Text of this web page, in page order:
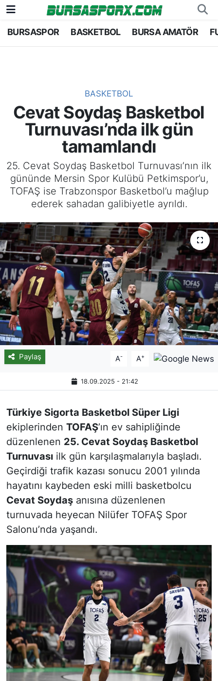
BURSASPOR BASKETBOL BURSA AMATÖR
BASKETBOL
Cevat Soydaş Basketbol
Turnuvası’nda ilk gün
tamamlandı
25. Cevat Soydaş Basketbol Turnuvası’nın ilk
gününde Mersin Spor Kulübü Petkimspor’u,
TOFAŞ ise Trabzonspor Basketbol’u mağlup
ederek sahadan galibiyetle ayrıldı.
Paylaş A- A+
18.09.2025 - 21:42
Türkiye Sigorta Basketbol Süper Ligi
ekiplerinden TOFAŞ’ın ev sahipliğinde
düzenlenen 25. Cevat Soydaş Basketbol
Turnuvasıilk gün karşılaşmalarıyla başladı.
Geçirdiği trafik kazası sonucu 2001 yılında
hayatını kaybeden eski milli basketbolcu
Cevat Soydaşanısına düzenlenen
turnuvada heyecan Nilüfer TOFAŞ Spor
Salonu’nda yaşandı.
Bursaspor
Bursa Amatör
Hentbol
Voleybol
Genel
Bursa Nöbetçi Eczaneler
Bursa Trafik Yoğunluk Haritası
TFF 1.Lig Puan Durumu ve Fikstür
Tüm Manşetler
Son Dakika Haberleri